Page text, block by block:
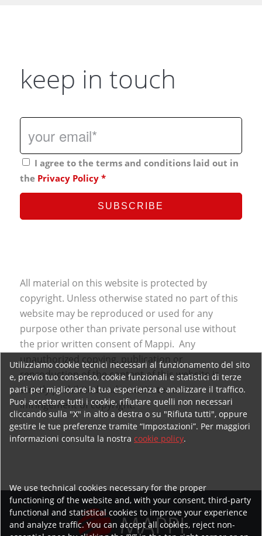
keep in touch
I agree to the terms and conditions laid out in
the Privacy Policy *
All material on this website is protected by
copyright. Unless otherwise stated no part of this
website may be reproduced or used for any
purpose other than private personal use without
the prior written consent of Mappi. Any
unauthorized copying, publication or
reproduction of the content of this website is
strictly prohibited and constitutes an
infringement of copyright.
Utilizziamo cookie tecnici necessari al funzionamento del sito
e, previo tuo consenso, cookie funzionali e statistici di terze
parti per migliorare la tua esperienza e analizzare il traffico.
Puoi accettare tutti i cookie, rifiutare quelli non necessari
cliccando sulla "X" in alto a destra o su "Rifiuta tutti", oppure
gestire le tue preferenze tramite “Impostazioni”. Per maggiori
informazioni consulta la nostra cookie policy.
We use technical cookies necessary for the proper
functioning of the website and, with your consent, third-party
functional and statistical cookies to improve your experience
and analyze traffic. You can accept all cookies, reject non-